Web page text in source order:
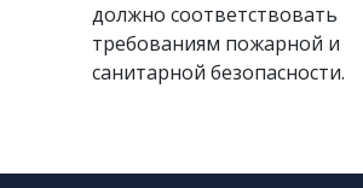
должно соответствовать
требованиям пожарной и
санитарной безопасности.